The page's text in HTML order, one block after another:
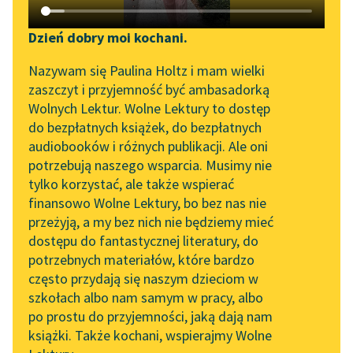
Katalog DAISY
Podkasty o książkach
Zgłoś brak utworu
Aktualności
„Prokurator Alicja Horn”
do słuchania
Byliśmy częścią AI Impact
Lab
Zapraszamy na spotkanie
online z tłumaczkami
literatury skandynawskiej
Spotkanie z Katarzyną
Tunkiel w Oslo
102. lata temu zmarł
Joseph Conrad
Narzędzia
Mapa Wolnych Lektur
Leśmianator
Przewodnik dla piszących i
czytających
API
OAI-PMH
Widget Wolnych Lektur
Przypisy
Dzień dobry moi kochani.
Nazywam się Paulina Holtz i mam wielki
zaszczyt i przyjemność być ambasadorką
Wolnych Lektur. Wolne Lektury to dostęp
do bezpłatnych książek, do bezpłatnych
audiobooków i różnych publikacji. Ale oni
potrzebują naszego wsparcia. Musimy nie
tylko korzystać, ale także wspierać
finansowo Wolne Lektury, bo bez nas nie
przeżyją, a my bez nich nie będziemy mieć
dostępu do fantastycznej literatury, do
potrzebnych materiałów, które bardzo
często przydają się naszym dzieciom w
szkołach albo nam samym w pracy, albo
po prostu do przyjemności, jaką dają nam
książki. Także kochani, wspierajmy Wolne
pobierz książkę
Pracownik obserwatorium znajduje tajemniczą kulę, w
której odkrywa bezcenny dokument — dziennik prosto
z Księżyca.
Rękopis został sporządzony przez Polaka, Jana
Koreckiego, który jako członek kilkuosobwej załogi